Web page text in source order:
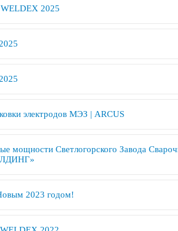
2025
электродов МЭЗ | ARCUS
мощности Светлогорского Завода
2023 годом!